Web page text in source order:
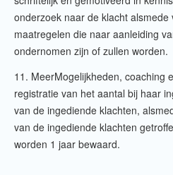
onderzoek naar de klacht
maatregelen die naar aanleiding
ondernomen zijn of zullen worden.
11. MeerMogelijkheden, coaching
registratie van het aantal bij haar
van de ingediende klachten,
van de ingediende klachten
worden 1 jaar bewaard.